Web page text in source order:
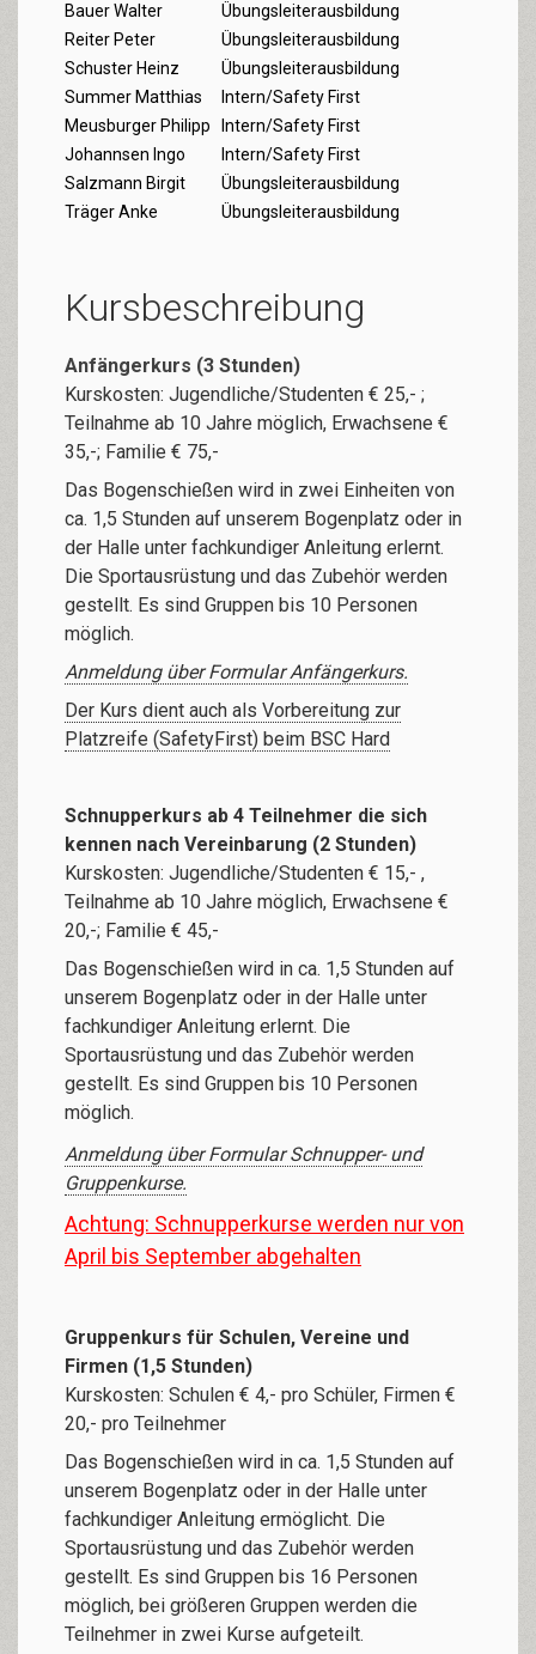
Bauer Walter
Übungsleiterausbildung
Reiter Peter
Übungsleiterausbildung
Schuster Heinz
Übungsleiterausbildung
Summer Matthias
Intern/Safety First
Meusburger Philipp
Intern/Safety First
Johannsen Ingo
Intern/Safety First
Salzmann Birgit
Übungsleiterausbildung
Träger Anke
Übungsleiterausbildung
Kursbeschreibung
Anfängerkurs (3 Stunden)
Kurskosten: Jugendliche/Studenten € 25,- ;
Teilnahme ab 10 Jahre möglich, Erwachsene €
35,-; Familie € 75,-
Das Bogenschießen wird in zwei Einheiten von
ca. 1,5 Stunden auf unserem Bogenplatz oder in
der Halle unter fachkundiger Anleitung erlernt.
Die Sportausrüstung und das Zubehör werden
gestellt. Es sind Gruppen bis 10 Personen
möglich.
Anmeldung über Formular Anfängerkurs.
Der Kurs dient auch als Vorbereitung zur
Platzreife (SafetyFirst) beim BSC Hard
Schnupperkurs ab 4 Teilnehmer die sich
kennen nach Vereinbarung (2 Stunden)
Kurskosten: Jugendliche/Studenten € 15,- ,
Teilnahme ab 10 Jahre möglich, Erwachsene €
20,-; Familie € 45,-
Das Bogenschießen wird in ca. 1,5 Stunden auf
unserem Bogenplatz oder in der Halle unter
fachkundiger Anleitung erlernt. Die
Sportausrüstung und das Zubehör werden
gestellt. Es sind Gruppen bis 10 Personen
möglich.
Anmeldung über Formular Schnupper- und
Gruppenkurse.
Achtung: Schnupperkurse werden nur von
April bis September abgehalten
Gruppenkurs für Schulen, Vereine und
Firmen (1,5 Stunden)
Kurskosten: Schulen € 4,- pro Schüler, Firmen €
20,- pro Teilnehmer
Das Bogenschießen wird in ca. 1,5 Stunden auf
unserem Bogenplatz oder in der Halle unter
fachkundiger Anleitung ermöglicht. Die
Sportausrüstung und das Zubehör werden
gestellt. Es sind Gruppen bis 16 Personen
möglich, bei größeren Gruppen werden die
Teilnehmer in zwei Kurse aufgeteilt.